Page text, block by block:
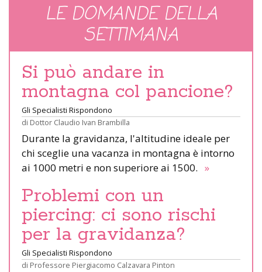
LE DOMANDE DELLA
SETTIMANA
Si può andare in
montagna col pancione?
Gli Specialisti Rispondono
di Dottor Claudio Ivan Brambilla
Durante la gravidanza, l'altitudine ideale per
chi sceglie una vacanza in montagna è intorno
ai 1000 metri e non superiore ai 1500. »
Problemi con un
piercing: ci sono rischi
per la gravidanza?
Gli Specialisti Rispondono
di Professore Piergiacomo Calzavara Pinton